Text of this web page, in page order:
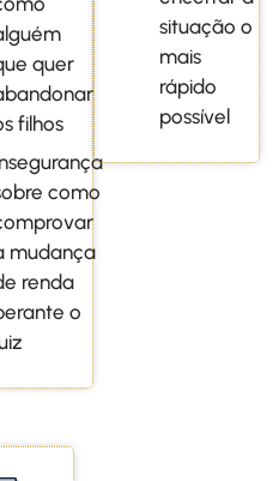
quer
filhos
como
mudança
renda
o
situação o
mais
rápido
possível